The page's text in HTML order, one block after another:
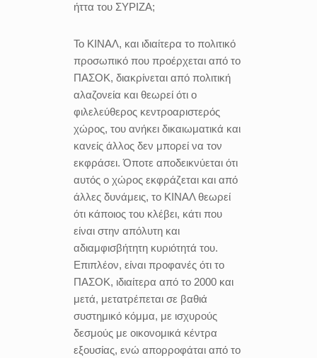
ήττα του ΣΥΡΙΖΑ;
Το ΚΙΝΑΛ, και ιδιαίτερα το πολιτικό
προσωπικό που προέρχεται από το
ΠΑΣΟΚ, διακρίνεται από πολιτική
αλαζονεία και θεωρεί ότι ο
φιλελεύθερος κεντροαριστερός
χώρος, του ανήκει δικαιωματικά και
κανείς άλλος δεν μπορεί να τον
εκφράσει. Όποτε αποδεικνύεται ότι
αυτός ο χώρος εκφράζεται και από
άλλες δυνάμεις, το ΚΙΝΑΛ θεωρεί
ότι κάποιος του κλέβει, κάτι που
είναι στην απόλυτη και
αδιαμφισβήτητη κυριότητά του.
Επιπλέον, είναι προφανές ότι το
ΠΑΣΟΚ, ιδιαίτερα από το 2000 και
μετά, μετατρέπεται σε βαθιά
συστημικό κόμμα, με ισχυρούς
δεσμούς με οικονομικά κέντρα
εξουσίας, ενώ απορροφάται από το